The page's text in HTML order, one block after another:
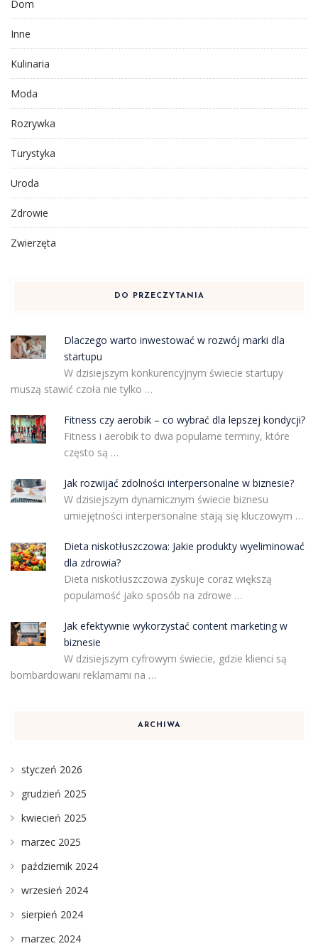
Dom
Inne
Kulinaria
Moda
Rozrywka
Turystyka
Uroda
Zdrowie
Zwierzęta
DO PRZECZYTANIA
Dlaczego warto inwestować w rozwój marki dla
startupu
W dzisiejszym konkurencyjnym świecie startupy
muszą stawić czoła nie tylko …
Fitness czy aerobik – co wybrać dla lepszej kondycji?
Fitness i aerobik to dwa popularne terminy, które
często są …
Jak rozwijać zdolności interpersonalne w biznesie?
W dzisiejszym dynamicznym świecie biznesu
umiejętności interpersonalne stają się kluczowym …
Dieta niskotłuszczowa: Jakie produkty wyeliminować
dla zdrowia?
Dieta niskotłuszczowa zyskuje coraz większą
popularność jako sposób na zdrowe …
Jak efektywnie wykorzystać content marketing w
biznesie
W dzisiejszym cyfrowym świecie, gdzie klienci są
bombardowani reklamami na …
ARCHIWA
styczeń 2026
grudzień 2025
kwiecień 2025
marzec 2025
październik 2024
wrzesień 2024
sierpień 2024
marzec 2024